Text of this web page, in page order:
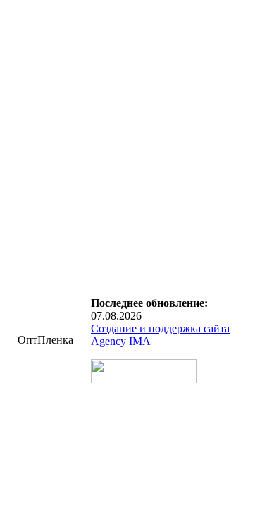
ОптПленка
Последнее обновление:
07.08.2026
Создание и поддержка сайта
Agency IMA